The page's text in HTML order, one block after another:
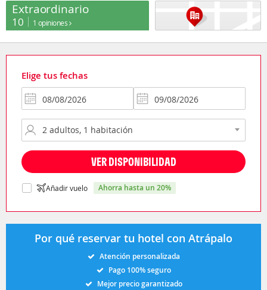
Extraordinario
10 1 opiniones
Elige tus fechas
VER DISPONIBILIDAD
Añadir vuelo ahorra hasta un 20%
Por qué reservar tu hotel con Atrápalo
Atención personalizada
Pago 100% seguro
Mejor precio garantizado